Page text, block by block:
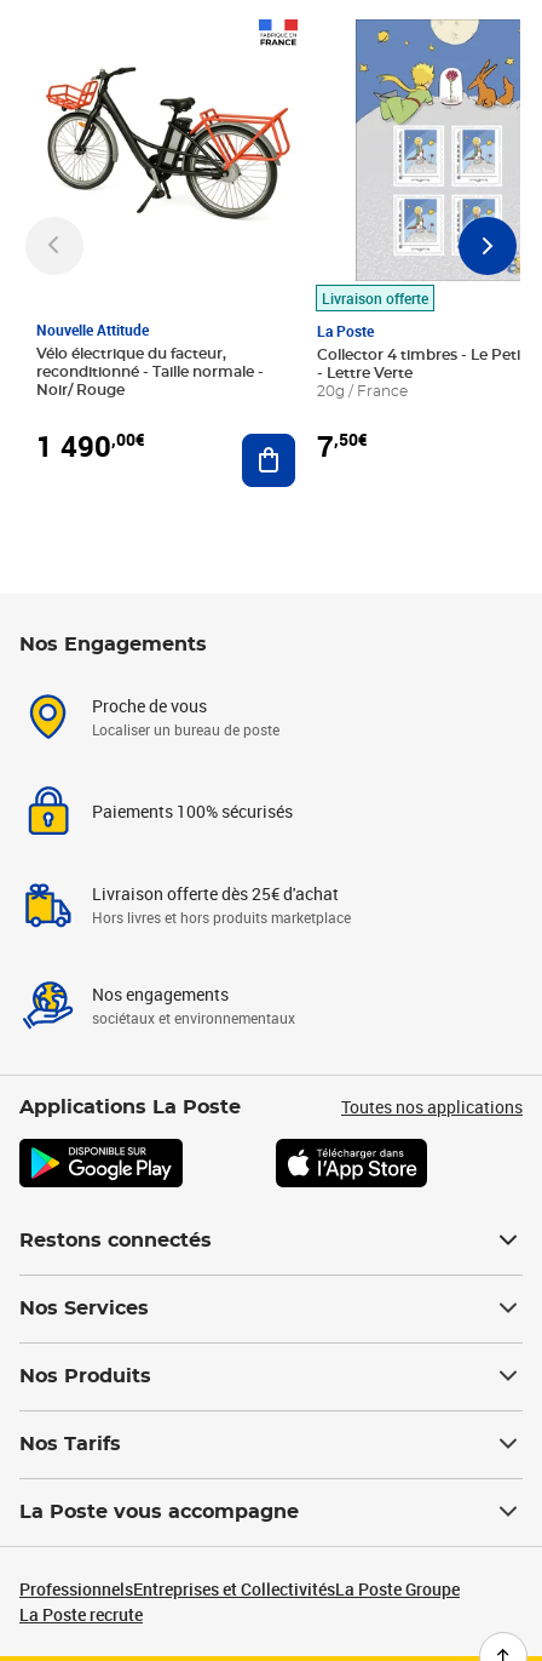
Nouvelle Attitude
Vélo électrique du facteur,
reconditionné - Taille normale -
Noir/ Rouge
1 490,00€ Ajouter au panier
Livraison offerte
La Poste
Collector 4 timbres - Le Petit
- Lettre Verte
20g / France
7,50€
Prix 7,50€
Nos Engagements
Proche de vous
Localiser un bureau de poste
Paiements 100% sécurisés
Livraison offerte dès 25€ d'achat
Hors livres et hors produits marketplace
Nos engagements
sociétaux et environnementaux
Applications La Poste Toutes nos applications
Restons connectés
Nos Services
Nos Produits
Nos Tarifs
La Poste vous accompagne
ProfessionnelsEntreprises et CollectivitésLa Poste Groupe
La Poste recrute